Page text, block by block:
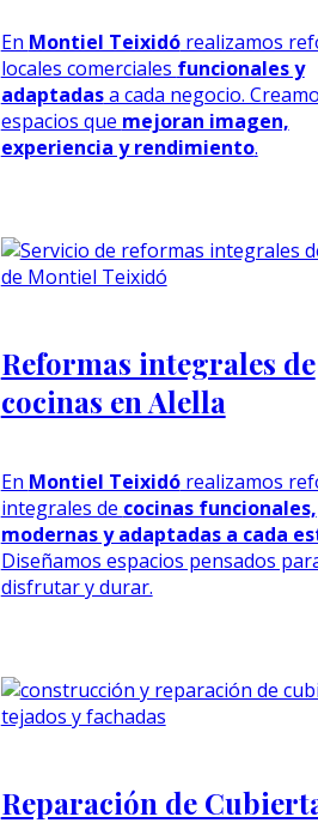
En Montiel Teixidórealizamos
locales comerciales funcionales y
adaptadasa cada negocio.
espacios que mejoran imagen,
experiencia y rendimiento.
Reformas integrales de
cocinas en Alella
En Montiel Teixidórealizamos
integrales de cocinas funcionales,
modernas y adaptadas a cada
Diseñamos espacios pensados
disfrutar y durar.
Reparación de